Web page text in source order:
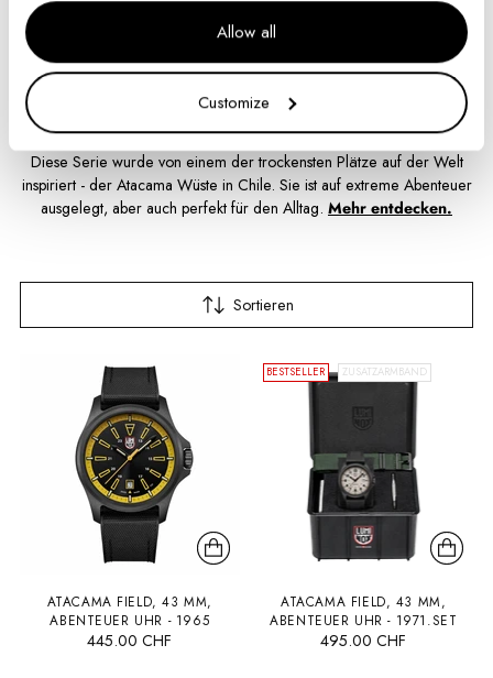
Allow all
Customize
Startseite Atacama Field Kollektion
Atacama Field Kollektion
Diese Serie wurde von einem der trockensten Plätze auf der Welt
inspiriert - der Atacama Wüste in Chile. Sie ist auf extreme Abenteuer
ausgelegt, aber auch perfekt für den Alltag. Mehr entdecken.
Sortieren
ATACAMA FIELD, 43 MM,
ABENTEUER UHR - 1965
445.00 CHF
BESTSELLER ZUSATZARMBAND
ATACAMA FIELD, 43 MM,
ABENTEUER UHR - 1971.SET
495.00 CHF